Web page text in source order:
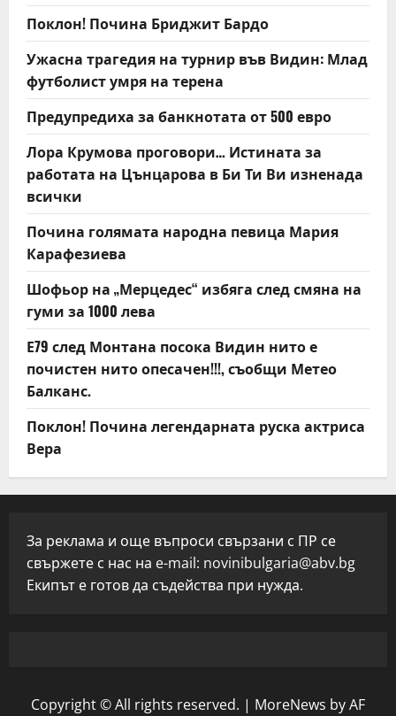
Поклон! Почина Бриджит Бардо
Ужасна трагедия на турнир във Видин: Млад
футболист умря на терена
Предупредиха за банкнотата от 500 евро
Лора Крумова проговори… Истината за
работата на Цънцарова в Би Ти Ви изненада
всички
Почина голямата народна певица Мария
Карафезиева
Шофьор на „Мерцедес“ избяга след смяна на
гуми за 1000 лева
Е79 след Монтана посока Видин нито е
почистен нито опесачен!!!, съобщи Метео
Балканс.
Поклон! Почина легендарната руска актриса
Вера
За реклама и още въпроси свързани с ПР се
свържете с нас на e-mail: novinibulgaria@abv.bg
Екипът е готов да съдейства при нужда.
Copyright © All rights reserved. | MoreNews by AF